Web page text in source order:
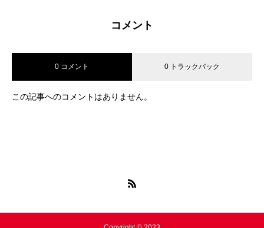
コメント
0 コメント 0 トラックバック
この記事へのコメントはありません。